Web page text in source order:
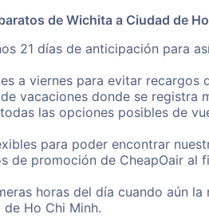
de Wichita a Ciudad de
21 días de anticipación para
a viernes para evitar recargos
vacaciones donde se registra
las opciones posibles de
para poder encontrar
de promoción de CheapOair al
horas del día cuando aún
Ho Chi Minh.